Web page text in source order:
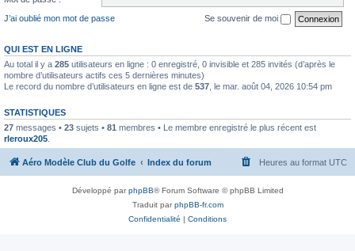
J’ai oublié mon mot de passe
Se souvenir de moi
QUI EST EN LIGNE
Au total il y a 285 utilisateurs en ligne : 0 enregistré, 0 invisible et 285 invités (d’après le
nombre d’utilisateurs actifs ces 5 dernières minutes)
Le record du nombre d’utilisateurs en ligne est de 537 , le mar. août 04, 2026 10:54 pm
STATISTIQUES
27 messages • 23 sujets • 81 membres • Le membre enregistré le plus récent est
rleroux205
Aéro Modèle Club du Golfe Index du forum Heures au format UTC
Développé parphpBB® Forum Software © phpBB Limited
Traduit parphpBB-fr.com
Confidentialité | Conditions